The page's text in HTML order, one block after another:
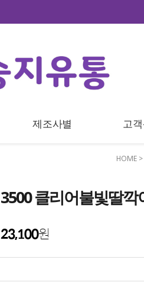
제조사별 고
HOME >
3500 클리어불빛딸
23,100원